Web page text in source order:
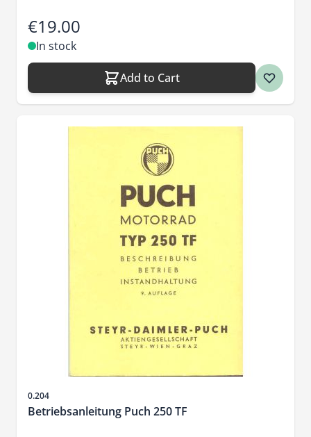
€19.00
In stock
Add to Cart
Sku
0.204
Betriebsanleitung Puch 250 TF